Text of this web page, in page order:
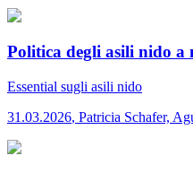
Politica degli asili nido
Essential sugli asili nido
31.03.2026, Patricia Schafer,